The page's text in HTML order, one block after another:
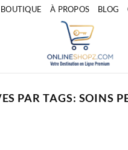
BOUTIQUE À PROPOS BLOG
PAR TAGS: SOINS